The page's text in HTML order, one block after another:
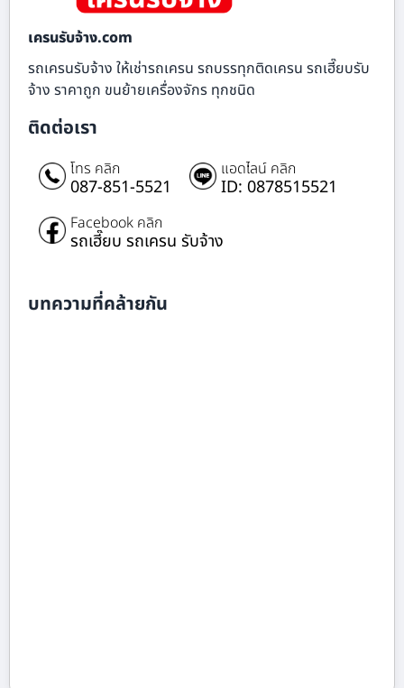
เครนรับจ้าง.com
รถเครนรับจ้าง ให้เช่ารถเครน รถบรรทุกติดเครน รถเฮี๊ยบรับ
จ้าง ราคาถูก ขนย้ายเครื่องจักร ทุกชนิด
ติดต่อเรา
โทร คลิก
087-851-5521
แอดไลน์ คลิก
ID: 0878515521
Facebook คลิก
รถเฮี๊ยบ รถเครน รับจ้าง
บทความที่คล้ายกัน